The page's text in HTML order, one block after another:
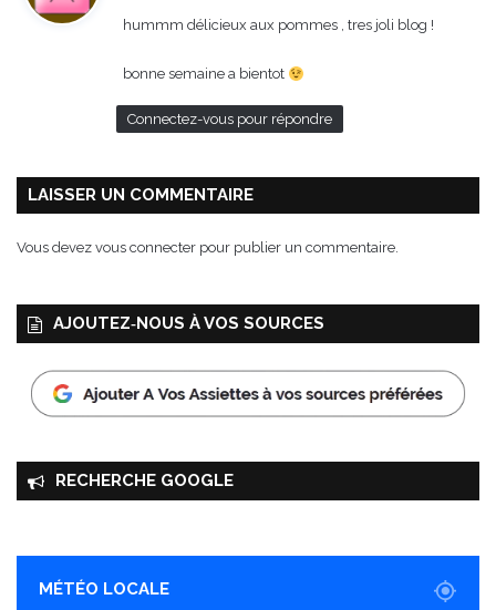
hummm délicieux aux pommes , tres joli blog !
bonne semaine a bientot
Connectez-vous pour répondre
LAISSER UN COMMENTAIRE
Vous devez vous connecter pour publier un commentaire.
AJOUTEZ‑NOUS À VOS SOURCES
RECHERCHE GOOGLE
MÉTÉO LOCALE